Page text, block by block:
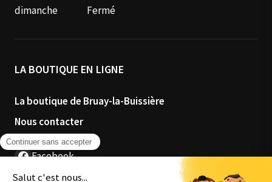
dimanche
Fermé
LA BOUTIQUE EN LIGNE
La boutique de Bruay-la-Buissière
Nous contacter
Facebook
Instagram